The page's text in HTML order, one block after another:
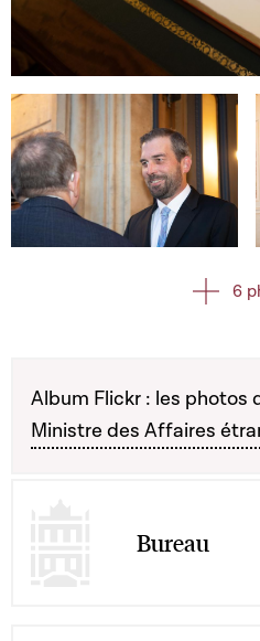
Open image in gallery
Open image in gallery
6
Album Flickr : les photos
Ministre des Affaires
Bureau